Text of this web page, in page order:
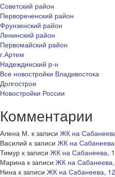
Советский район
Первореченский район
Фрунзенский район
Ленинский район
Первомайский район
г.Артем
Надеждинский р-н
Все новостройки Владивостока
Долгострои
Новостройки России
Комментарии
Алена М. к записи ЖК на
Василий к записи ЖК на
Тимур к записи ЖК на Сабанеева,
Марина к записи ЖК на
Нина к записи ЖК на Сабанеева,